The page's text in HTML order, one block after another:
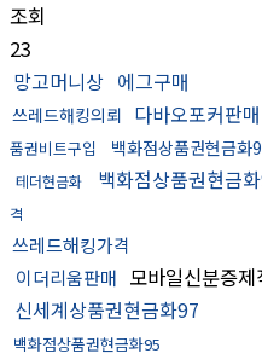
조회
23
망고머니상 에그구매
쓰레드해킹의뢰 다바오포커판매
품권비트구입
백화점상품권현금화
테더현금화 백화점상품권현금
격
쓰레드해킹가격
이더리움판매 모바일신분증제
신세계상품권현금화97
백화점상품권현금화95